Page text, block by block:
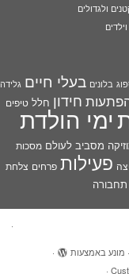
ולגדולים
בלונים בעלי חיים גלידה
חידון חלל טיפיםימי הולדת
מסביב לעולם מסכות
פעילות פרחים צלחת
תחבורה
·
· מונע באמצעות
·
·